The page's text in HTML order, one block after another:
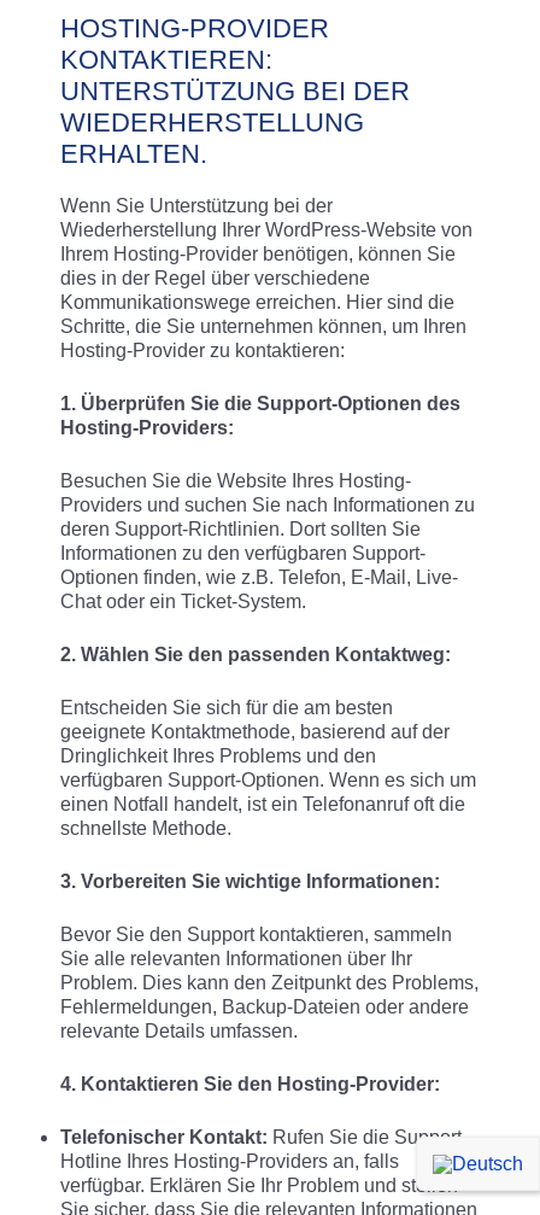
HOSTING-PROVIDER
KONTAKTIEREN:
UNTERSTÜTZUNG BEI DER
WIEDERHERSTELLUNG
ERHALTEN.
Wenn Sie Unterstützung bei der
Wiederherstellung Ihrer WordPress-Website von
Ihrem Hosting-Provider benötigen, können Sie
dies in der Regel über verschiedene
Kommunikationswege erreichen. Hier sind die
Schritte, die Sie unternehmen können, um Ihren
Hosting-Provider zu kontaktieren:
1. Überprüfen Sie die Support-Optionen des
Hosting-Providers:
Besuchen Sie die Website Ihres Hosting-
Providers und suchen Sie nach Informationen zu
deren Support-Richtlinien. Dort sollten Sie
Informationen zu den verfügbaren Support-
Optionen finden, wie z.B. Telefon, E-Mail, Live-
Chat oder ein Ticket-System.
2. Wählen Sie den passenden Kontaktweg:
Entscheiden Sie sich für die am besten
geeignete Kontaktmethode, basierend auf der
Dringlichkeit Ihres Problems und den
verfügbaren Support-Optionen. Wenn es sich um
einen Notfall handelt, ist ein Telefonanruf oft die
schnellste Methode.
3. Vorbereiten Sie wichtige Informationen:
Bevor Sie den Support kontaktieren, sammeln
Sie alle relevanten Informationen über Ihr
Problem. Dies kann den Zeitpunkt des Problems,
Fehlermeldungen, Backup-Dateien oder andere
relevante Details umfassen.
4. Kontaktieren Sie den Hosting-Provider:
Telefonischer Kontakt: Rufen Sie die Support-
Hotline Ihres Hosting-Providers an, falls
verfügbar. Erklären Sie Ihr Problem und stellen
Sie sicher, dass Sie die relevanten Informationen